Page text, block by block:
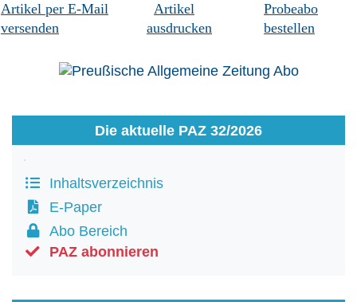
Artikel per E-Mail
versenden
Artikel
ausdrucken
Probeabo
bestellen
Die aktuelle PAZ 32/2026
Inhaltsverzeichnis
E-Paper
Abo Bereich
PAZ abonnieren